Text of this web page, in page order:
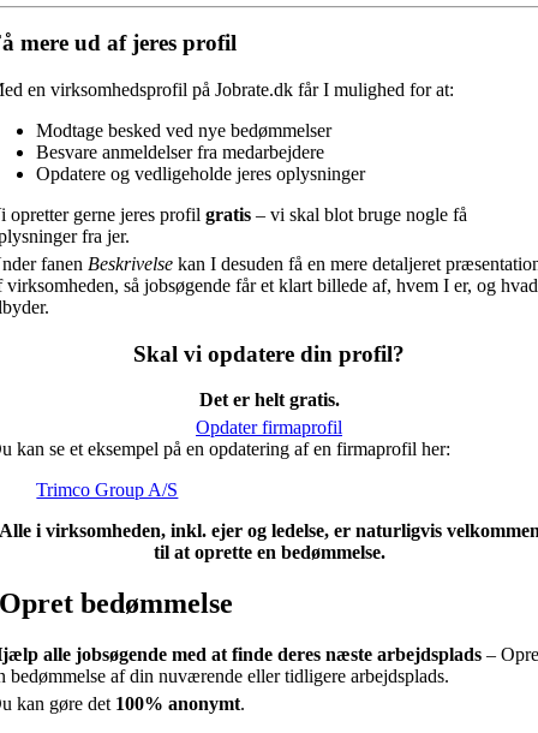
mere ud af jeres profil
en virksomhedsprofil på Jobrate.dk får I mulighed for at:
Modtage besked ved nye bedømmelser
Besvare anmeldelser fra medarbejdere
Opdatere og vedligeholde jeres oplysninger
opretter gerne jeres profilgratis – vi skal blot bruge nogle få
fra jer.
fanen Beskrivelse kan I desuden få en mere detaljeret
virksomheden, så jobsøgende får et klart billede af, hvem I er, og
Skal vi opdatere din profil?
Det er helt gratis.
Opdater firmaprofil
kan se et eksempel på en opdatering af en firmaprofil her:
Trimco Group A/S
i virksomheden, inkl. ejer og ledelse, er naturligvis
til at oprette en bedømmelse.
Opret bedømmelse
alle jobsøgende med at finde deres næste arbejdsplads –
bedømmelse af din nuværende eller tidligere arbejdsplads.
kan gøre det 100% anonymt.